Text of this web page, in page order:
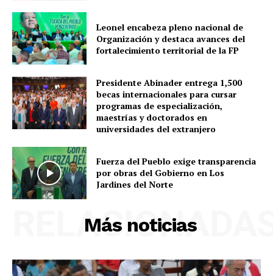
Leonel encabeza pleno nacional de
Organización y destaca avances del
fortalecimiento territorial de la FP
Presidente Abinader entrega 1,500
becas internacionales para cursar
programas de especialización,
maestrías y doctorados en
universidades del extranjero
Fuerza del Pueblo exige transparencia
por obras del Gobierno en Los
Jardines del Norte
Más noticias